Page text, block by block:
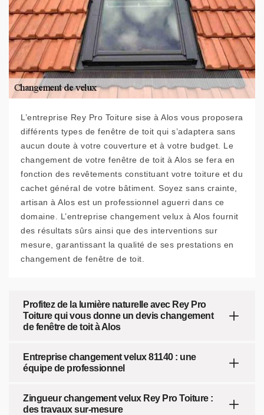
L’entreprise Rey Pro Toiture sise à Alos vous proposera
différents types de fenêtre de toit qui s’adaptera sans
aucun doute à votre couverture et à votre budget. Le
changement de votre fenêtre de toit à Alos se fera en
fonction des revêtements constituant votre toiture et du
cachet général de votre bâtiment. Soyez sans crainte,
artisan à Alos est un professionnel aguerri dans ce
domaine. L’entreprise changement velux à Alos fournit
des résultats sûrs ainsi que des interventions sur
mesure, garantissant la qualité de ses prestations en
changement de fenêtre de toit.
Profitez de la lumière naturelle avec Rey Pro
Toiture qui vous donne un devis changement
de fenêtre de toit à Alos
Entreprise changement velux 81140 : une
équipe de professionnel
Zingueur changement velux Rey Pro Toiture :
des travaux sur-mesure